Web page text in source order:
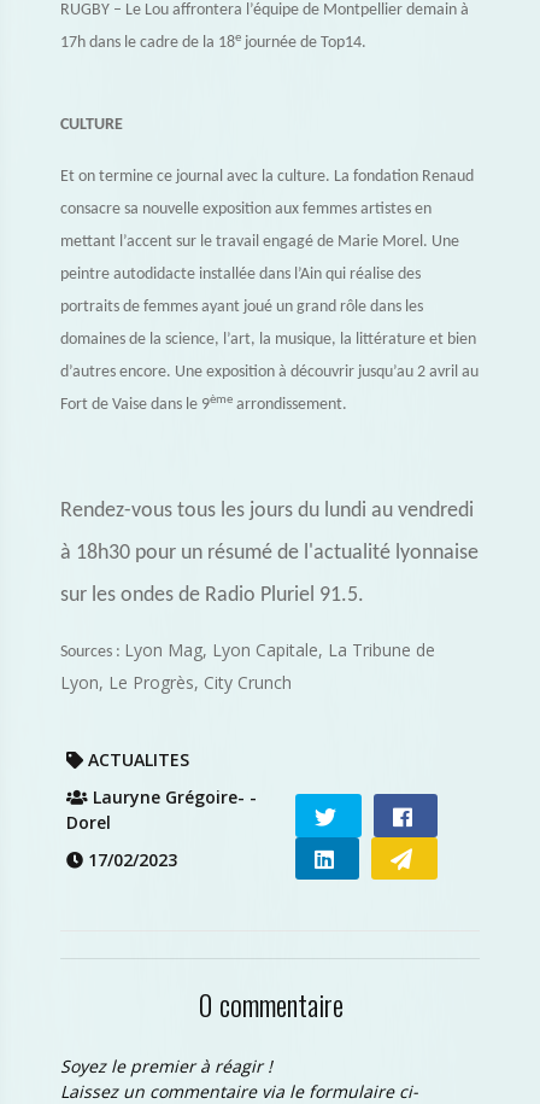
RUGBY – Le Lou affrontera l’équipe de Montpellier demain à
17h dans le cadre de la 18e journée de Top14.
CULTURE
Et on termine ce journal avec la culture. La fondation Renaud
consacre sa nouvelle exposition aux femmes artistes en
mettant l’accent sur le travail engagé de Marie Morel. Une
peintre autodidacte installée dans l’Ain qui réalise des
portraits de femmes ayant joué un grand rôle dans les
domaines de la science, l’art, la musique, la littérature et bien
d’autres encore. Une exposition à découvrir jusqu’au 2 avril au
Fort de Vaise dans le 9ème arrondissement.
Rendez-vous tous les jours du lundi au vendredi
à 18h30 pour un résumé de l'actualité lyonnaise
sur les ondes de Radio Pluriel 91.5.
Sources : Lyon Mag, Lyon Capitale, La Tribune de
Lyon, Le Progrès, City Crunch
ACTUALITES
Lauryne Grégoire- -
Dorel
17/02/2023
0 commentaire
Soyez le premier à réagir !
Laissez un commentaire via le formulaire ci-